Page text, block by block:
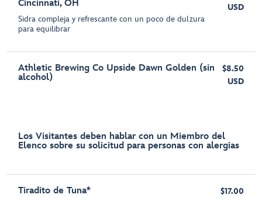
Cincinnati, OH
Sidra compleja y refrescante con un poco de dulzura
para equilibrar
USD
Athletic Brewing Co Upside Dawn Golden (sin
alcohol)
$8.50
USD
Los Visitantes deben hablar con un Miembro del
Elenco sobre su solicitud para personas con alergias
Tiradito de Tuna*
$17.00